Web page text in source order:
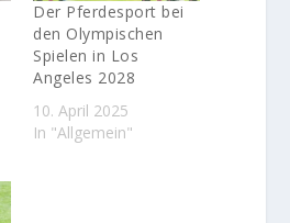
Der Pferdesport bei
den Olympischen
Spielen in Los
Angeles 2028
10. April 2025
In "Allgemein"